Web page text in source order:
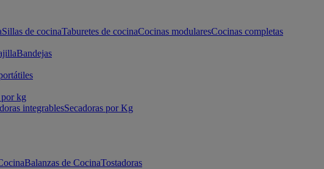
Sillas de cocinaTaburetes de cocinaCocinas modularesCocinas completas
Bandejas
kg
integrablesSecadoras por Kg
Balanzas de CocinaTostadoras